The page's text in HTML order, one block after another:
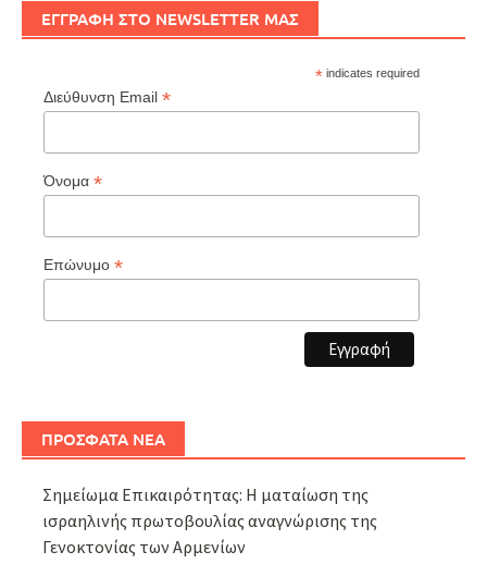
ΕΓΓΡΑΦΗ ΣΤΟ NEWSLETTER ΜΑΣ
*indicates required
Διεύθυνση Email *
Όνομα *
Επώνυμο *
ΠΡΟΣΦΑΤΑ ΝΕΑ
Σημείωμα Επικαιρότητας: Η ματαίωση της
ισραηλινής πρωτοβουλίας αναγνώρισης της
Γενοκτονίας των Αρμενίων